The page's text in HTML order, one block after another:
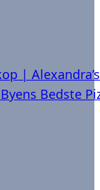
|
Bedste